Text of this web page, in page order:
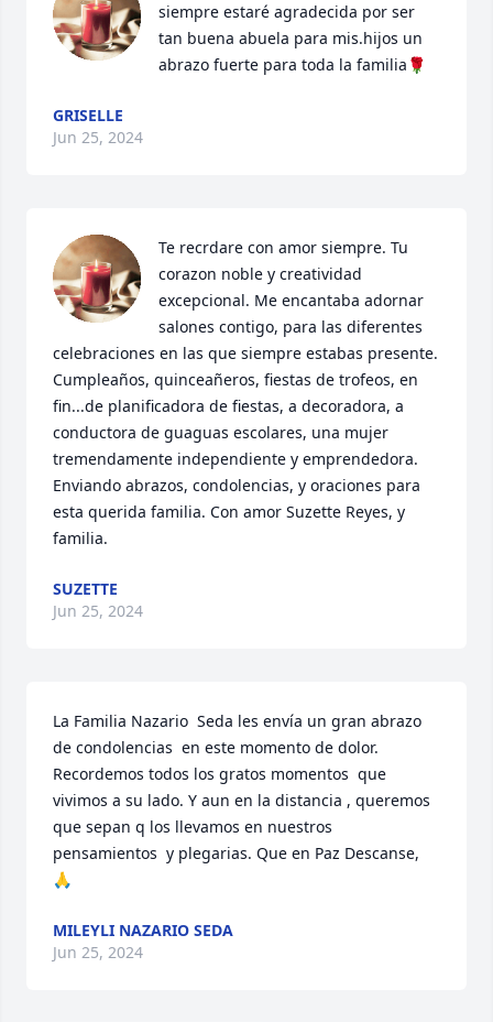
siempre estaré agradecida por ser
tan buena abuela para mis.hijos un
abrazo fuerte para toda la familia🌹
GRISELLE
Jun 25, 2024
Te recrdare con amor siempre. Tu
corazon noble y creatividad
excepcional. Me encantaba adornar
salones contigo, para las diferentes
celebraciones en las que siempre estabas presente.
Cumpleaños, quinceañeros, fiestas de trofeos, en
fin...de planificadora de fiestas, a decoradora, a
conductora de guaguas escolares, una mujer
tremendamente independiente y emprendedora.
Enviando abrazos, condolencias, y oraciones para
esta querida familia. Con amor Suzette Reyes, y
familia.
SUZETTE
Jun 25, 2024
La Familia Nazario  Seda les envía un gran abrazo
de condolencias  en este momento de dolor.
Recordemos todos los gratos momentos  que
vivimos a su lado. Y aun en la distancia , queremos
que sepan q los llevamos en nuestros
pensamientos  y plegarias. Que en Paz Descanse,
🙏
MILEYLI NAZARIO SEDA
Jun 25, 2024